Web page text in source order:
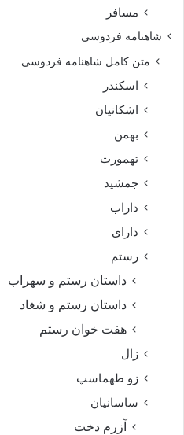
مسافر
شاهنامه فردوسی
متن کامل شاهنامه فردوسی
اسکندر
اشکانیان
بهمن
تهمورث
جمشید
داراب
دارای
رستم
داستان رستم و سهراب
داستان رستم و شغاد
هفت خوان رستم‏
زال
زو طهماسپ‏
ساسانیان
آزرم دخت